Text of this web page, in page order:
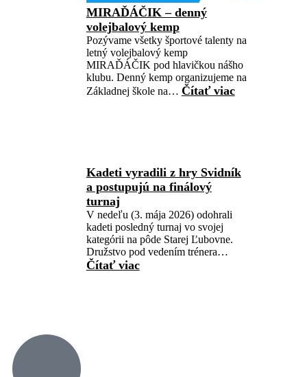
MIRAĎÁČIK – denný
volejbalový kemp
Pozývame všetky športové talenty na
letný volejbalový kemp
MIRAĎÁČIK pod hlavičkou nášho
klubu. Denný kemp organizujeme na
Základnej škole na… Čítať viac
Kadeti vyradili z hry Svidník
a postupujú na finálový
turnaj
V nedeľu (3. mája 2026) odohrali
kadeti posledný turnaj vo svojej
kategórii na pôde Starej Ľubovne.
Družstvo pod vedením trénera…
Čítať viac